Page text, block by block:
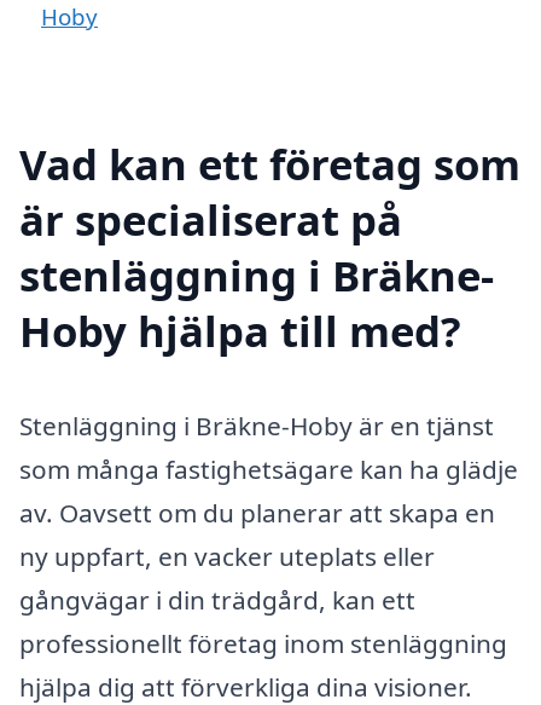
Hoby
Vad kan ett företag som
är specialiserat på
stenläggning i Bräkne-
Hoby hjälpa till med?
Stenläggning i Bräkne-Hoby är en tjänst
som många fastighetsägare kan ha glädje
av. Oavsett om du planerar att skapa en
ny uppfart, en vacker uteplats eller
gångvägar i din trädgård, kan ett
professionellt företag inom stenläggning
hjälpa dig att förverkliga dina visioner.